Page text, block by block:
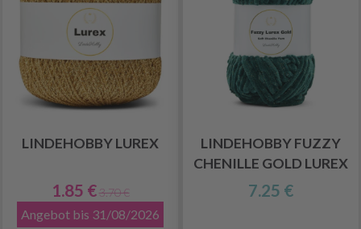
LINDEHOBBY LUREX
1.85 € 3.70 €
Angebot bis 31/08/2026
LINDEHOBBY FUZZY
CHENILLE GOLD LUREX
7.25 €